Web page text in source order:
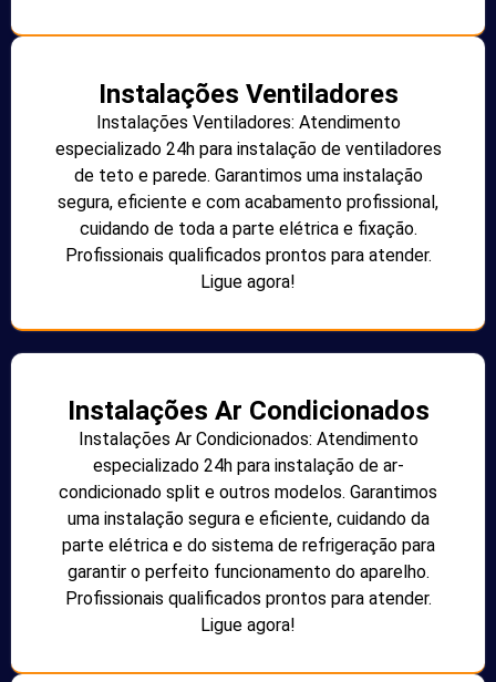
Instalações Ventiladores
Instalações Ventiladores: Atendimento
especializado 24h para instalação de ventiladores
de teto e parede. Garantimos uma instalação
segura, eficiente e com acabamento profissional,
cuidando de toda a parte elétrica e fixação.
Profissionais qualificados prontos para atender.
Ligue agora!
Instalações Ar Condicionados
Instalações Ar Condicionados: Atendimento
especializado 24h para instalação de ar-
condicionado split e outros modelos. Garantimos
uma instalação segura e eficiente, cuidando da
parte elétrica e do sistema de refrigeração para
garantir o perfeito funcionamento do aparelho.
Profissionais qualificados prontos para atender.
Ligue agora!